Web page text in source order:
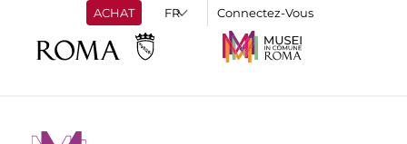
ACHAT Connectez-Vous